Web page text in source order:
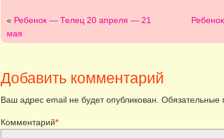
« Ребенок — Телец 20 апреля — 21
мая
Добавить комментарий
Ваш адрес email не будет опубликован. Обязательные
Комментарий*